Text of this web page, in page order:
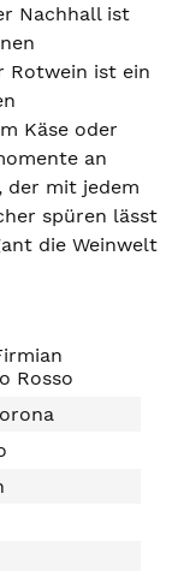
Nachhall ist
Rotwein ist ein
Käse oder
an
der mit jedem
spüren lässt
die Weinwelt
Rosso